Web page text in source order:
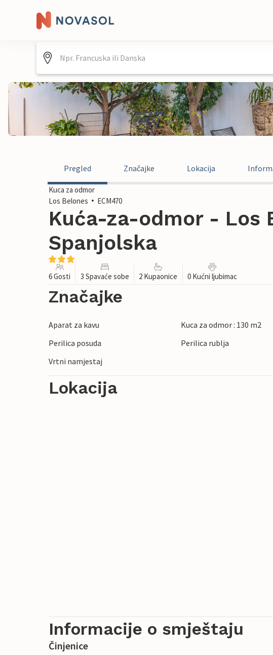
Pregled Značajke Lokacija
Kuca za odmor
Los Belones
ECM470
Kuća-za-odmor - Los
Spanjolska
6 Gosti 3 Spavaće sobe 2 Kupaonice 0 Kućni ljubimac
Značajke
Aparat za kavu Kuca za odmor : 130 m2
Perilica posuda
Perilica rublja
Vrtni namjestaj
Lokacija
Informacije o smještaju
Činjenice